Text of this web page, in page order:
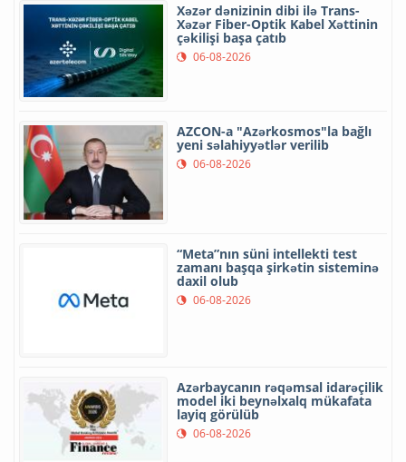
Xəzər dənizinin dibi ilə Trans-
Xəzər Fiber-Optik Kabel Xəttinin
çəkilişi başa çatıb
06-08-2026
AZCON-a "Azərkosmos"la bağlı
yeni səlahiyyətlər verilib
06-08-2026
“Meta”nın süni intellekti test
zamanı başqa şirkətin sisteminə
daxil olub
06-08-2026
Azərbaycanın rəqəmsal idarəçilik
model iki beynəlxalq mükafata
layiq görülüb
06-08-2026